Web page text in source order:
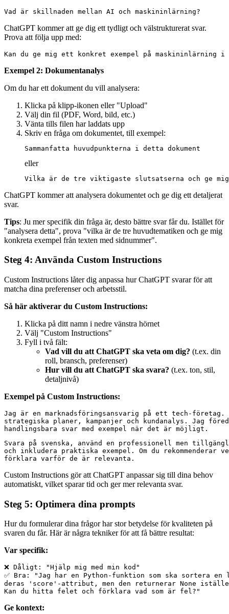
ChatGPT kommer att ge dig ett tydligt och välstrukturerat svar.
Prova att följa upp med:
Exempel 2: Dokumentanalys
Om du har ett dokument du vill analysera:
Klicka på klipp-ikonen eller "Upload"
Välj din fil (PDF, Word, bild, etc.)
Vänta tills filen har laddats upp
Skriv en fråga om dokumentet, till exempel:
eller
ChatGPT kommer att analysera dokumentet och ge dig ett detaljerat
svar.
Tips: Ju mer specifik din fråga är, desto bättre svar får du. Istället för
"analysera detta", prova "vilka är de tre huvudtematiken och ge mig
konkreta exempel från texten med sidnummer".
Steg 4: Använda Custom Instructions
Custom Instructions låter dig anpassa hur ChatGPT svarar för att
matcha dina preferenser och arbetsstil.
Så här aktiverar du Custom Instructions:
Klicka på ditt namn i nedre vänstra hörnet
Välj "Custom Instructions"
Fyll i två fält:
Vad vill du att ChatGPT ska veta om dig? (t.ex. din
roll, bransch, preferenser)
Hur vill du att ChatGPT ska svara? (t.ex. ton, stil,
detaljnivå)
Exempel på Custom Instructions:
Jag är en marknadsföringsansvarig på ett tech-
strategiska planer, kampanjer och kundanalys. Jag
Svara på svenska, använd en professionell men
och inkludera praktiska exempel. Om du
Custom Instructions gör att ChatGPT anpassar sig till dina behov
automatiskt, vilket sparar tid och ger mer relevanta svar.
Steg 5: Optimera dina prompts
Hur du formulerar dina frågor har stor betydelse för kvaliteten på
svaren du får. Här är några tekniker för att få bättre resultat:
Var specifik:
❌ Dåligt: "Hjälp mig med min kod"
✅ Bra: "Jag har en Python-funktion som ska sortera
deras 'score'-attribut, men den returnerar None
Ge kontext: